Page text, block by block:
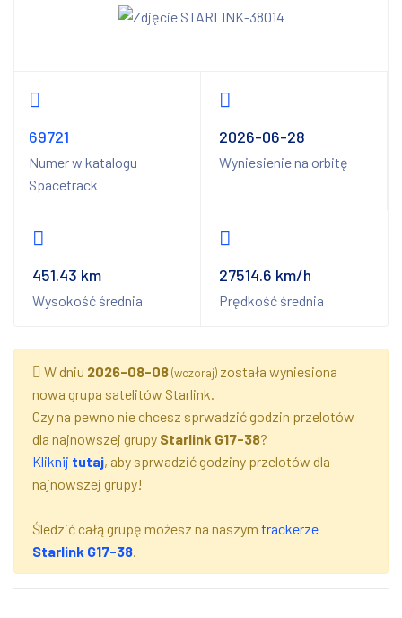
69721
Numer w katalogu
Spacetrack
2026-06-28
Wyniesienie na orbitę
451.43 km
Wysokość średnia
27514.6 km/h
Prędkość średnia
W dniu 2026-08-08(wczoraj) została wyniesiona
nowa grupa satelitów Starlink.
Czy na pewno nie chcesz sprwadzić godzin przelotów
dla najnowszej grupy Starlink G17-38?
Kliknij tutaj, aby sprwadzić godziny przelotów dla
najnowszej grupy!
Śledzić całą grupę możesz na naszym trackerze
Starlink G17-38.